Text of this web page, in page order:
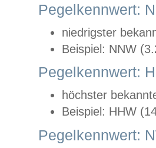
Pegelkennwert:
niedrigster
Beispiel: NNW
Pegelkennwert:
höchster
Beispiel: HHW
Pegelkennwert: